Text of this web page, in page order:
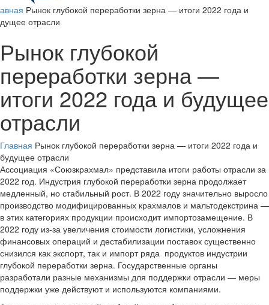
Рынок глубокой переработки зерна — итоги 2022 года и
отрасли
Рынок глубокой
переработки зерна —
итоги 2022 года и будущее
отрасли
Главная Рынок глубокой переработки зерна — итоги 2022 года и
будущее отрасли
Ассоциация «Союзкрахмал» представила итоги работы отрасли за
2022 год. Индустрия глубокой переработки зерна продолжает
медленный, но стабильный рост. В 2022 году значительно выросло
производство модифицированных крахмалов и мальтодекстрина —
в этих категориях продукции происходит импортозамещение. В
2022 году из-за увеличения стоимости логистики, усложнения
финансовых операций и дестабилизации поставок существенно
снизился как экспорт, так и импорт ряда продуктов индустрии
глубокой переработки зерна. Государственные органы
разработали разные механизмы для поддержки отрасли — меры
поддержки уже действуют и используются компаниями.